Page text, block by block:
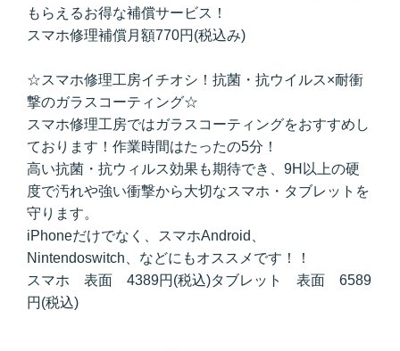
もらえるお得な補償サービス！
スマホ修理補償月額770円(税込み)
☆スマホ修理工房イチオシ！抗菌・抗ウイルス×耐衝
撃のガラスコーティング☆
スマホ修理工房ではガラスコーティングをおすすめし
ております！作業時間はたったの5分！
高い抗菌・抗ウィルス効果も期待でき、9H以上の硬
度で汚れや強い衝撃から大切なスマホ・タブレットを
守ります。
iPhoneだけでなく、スマホAndroid、
Nintendoswitch、などにもオススメです！！
スマホ 表面 4389円(税込)タブレット 表面 6589
円(税込)